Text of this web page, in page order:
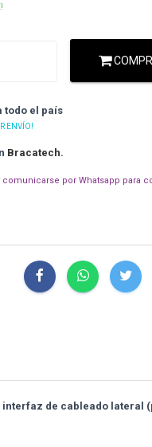
todo el país
ENVÍO!
Bracatech.
comunicarse por Whatsapp para
de cableado